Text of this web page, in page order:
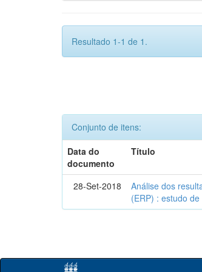
Resultado 1-1 de 1.
Conjunto de itens:
Data do
documento
Título
28-Set-2018
Análise dos
(ERP) : estudo